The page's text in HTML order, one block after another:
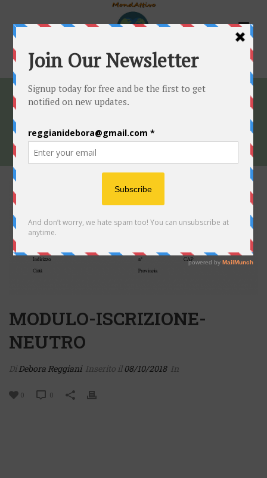
HOME»LIBERA IL TUO EROE»MODULO-ISCRIZIONE-
MODULO-ISCRIZIONE-
NEUTRO
Di Debora Reggiani Inserito il08/10/2018 In
0 0